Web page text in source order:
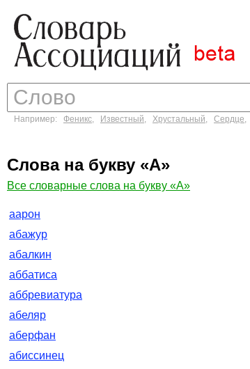
Например: Феникс, Известный, Хрустальный, Сердце,
Слова на букву «А»
Все словарные слова на букву «А»
аарон
абажур
абалкин
аббатиса
аббревиатура
абеляр
аберфан
абиссинец